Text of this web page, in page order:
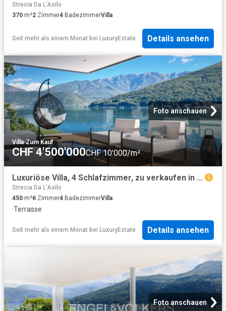
Strecia Da L'Asilo
370 m²2 Zimmer4 BadezimmerVilla
Seit mehr als einem Monat bei LuxuryEstate Details ansehen
Foto anschauen
Villa·Zum Kauf
CHF 4'500'000CHF 10'000/m²
Luxuriöse Villa, 4 Schlafzimmer, zu verkaufen in Morcote, Tessin
Strecia Da L'Asilo
450 m²6 Zimmer4 BadezimmerVilla
·Terrasse
Seit mehr als einem Monat bei LuxuryEstate Details ansehen
Foto anschauen